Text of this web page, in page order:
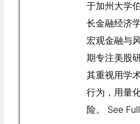
于加州大学
长金融经济
宏观金融与
期专注美股
其重视用学
行为，用量
险。 See